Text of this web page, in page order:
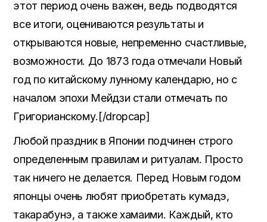
этот период очень важен, ведь подводятся
все итоги, оцениваются результаты и
открываются новые, непременно счастливые,
возможности. До 1873 года отмечали Новый
год по китайскому лунному календарю, но с
началом эпохи Мейдзи стали отмечать по
Григорианскому.[/dropcap]
Любой праздник в Японии подчинен строго
определенным правилам и ритуалам. Просто
так ничего не делается. Перед Новым годом
японцы очень любят приобретать кумадэ,
такарабунэ, а также хамаими. Каждый, кто